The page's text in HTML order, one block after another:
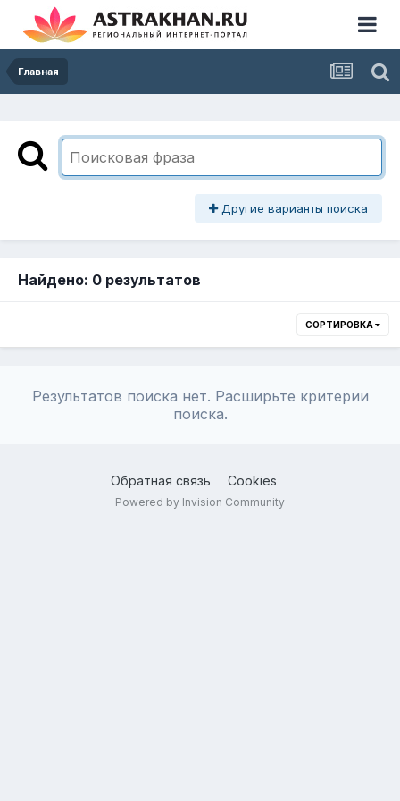
Главная
Другие варианты поиска
Найдено: 0 результатов
СОРТИРОВКА
Результатов поиска нет. Расширьте критерии
поиска.
Обратная связь Cookies
Powered by Invision Community